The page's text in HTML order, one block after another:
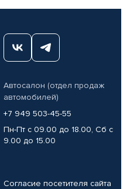
Автосалон (отдел продаж
автомобилей)
+7 949 503-45-55
Пн-Пт с 09.00 до 18.00, Сб с
9.00 до 15.00
Согласие посетителя сайта